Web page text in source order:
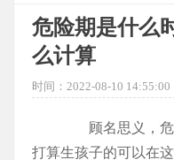
危险期是什么
么计算
时间：2022-08-10 14:55:00
顾名思义，危
打算生孩子的可以在